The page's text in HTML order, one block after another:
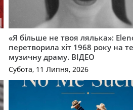
«Я більше не твоя лялька»:
перетворила хіт 1968 року на
музичну драму. ВІДЕО
Субота, 11 Липня, 2026